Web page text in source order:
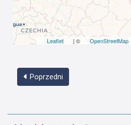
Leaflet | © OpenStreetMap
Poprzedni